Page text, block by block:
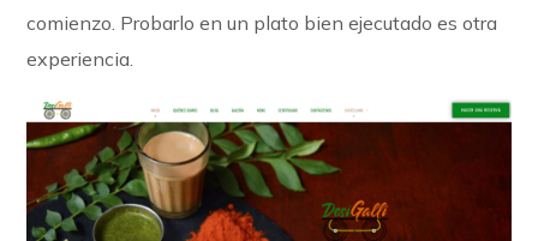
comienzo. Probarlo en un plato bien ejecutado es otra
experiencia.